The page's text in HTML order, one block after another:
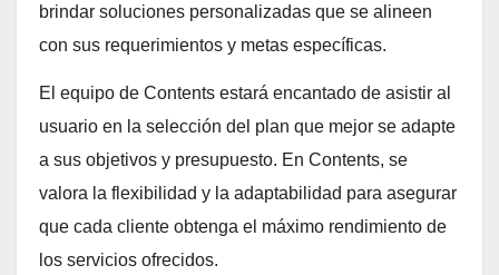
brindar soluciones personalizadas que se alineen
con sus requerimientos y metas específicas.
El equipo de Contents estará encantado de asistir al
usuario en la selección del plan que mejor se adapte
a sus objetivos y presupuesto. En Contents, se
valora la flexibilidad y la adaptabilidad para asegurar
que cada cliente obtenga el máximo rendimiento de
los servicios ofrecidos.